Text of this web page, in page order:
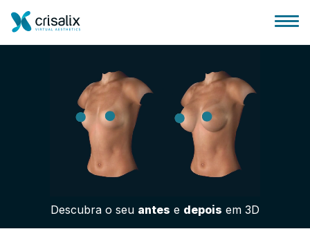
Página inicial para cirurgiões
Plataforma 3D de business
Planos
Descubra o seu antes e depois em 3D